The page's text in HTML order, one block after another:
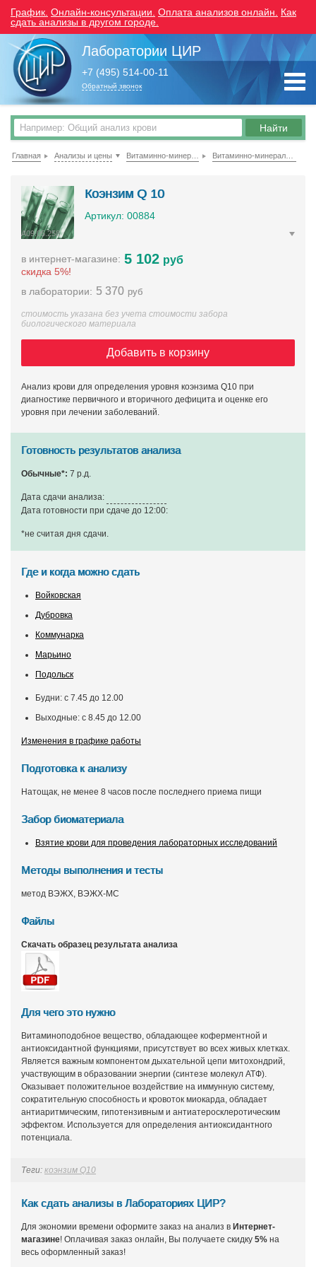
График. Онлайн-консультации. Оплата анализов онлайн.
Как
сдать анализы в другом городе.
Лаборатории ЦИР
+7 (495) 514-00-11
Обратный звонок
Главная Анализы и цены
Коэнзим Q 10
Артикул: 00884
A09.05.258
в интернет-магазине:
скидка 5%!
5 102 руб
в лаборатории: 5 370 руб
стоимость указана без учета стоимости забора
биологического материала
Добавить в корзину
Анализ крови для определения уровня коэнзима Q10 при
диагностике первичного и вторичного дефицита и оценке его
уровня при лечении заболеваний.
Готовность результатов анализа
Обычные*: 7 р.д.
Дата сдачи анализа:
Дата готовности при сдаче до 12:00:
*не считая дня сдачи.
Где и когда можно сдать
Войковская
Дубровка
Коммунарка
Марьино
Подольск
Будни: с 7.45 до 12.00
Выходные: с 8.45 до 12.00
Изменения в графике работы
Подготовка к анализу
Натощак, не менее 8 часов после последнего приема пищи
Забор биоматериала
Взятие крови для проведения лабораторных исследований
Методы выполнения и тесты
метод ВЭЖХ, ВЭЖХ-МС
Файлы
Скачать образец результата анализа
Для чего это нужно
Витаминоподобное вещество, обладающее коферментной и
антиоксидантной функциями, присутствует во всех живых клетках.
Является важным компонентом дыхательной цепи митохондрий,
участвующим в образовании энергии (синтезе молекул АТФ).
Оказывает положительное воздействие на иммунную систему,
сократительную способность и кровоток миокарда, обладает
антиаритмическим, гипотензивным и антиатеросклеротическим
эффектом. Используется для определения антиоксидантного
потенциала.
Теги: коэнзим Q10
Как сдать анализы в Лабораториях ЦИР?
Для экономии времени оформите заказ на анализ в Интернет-
магазине! Оплачивая заказ онлайн, Вы получаете скидку 5% на
весь оформленный заказ!